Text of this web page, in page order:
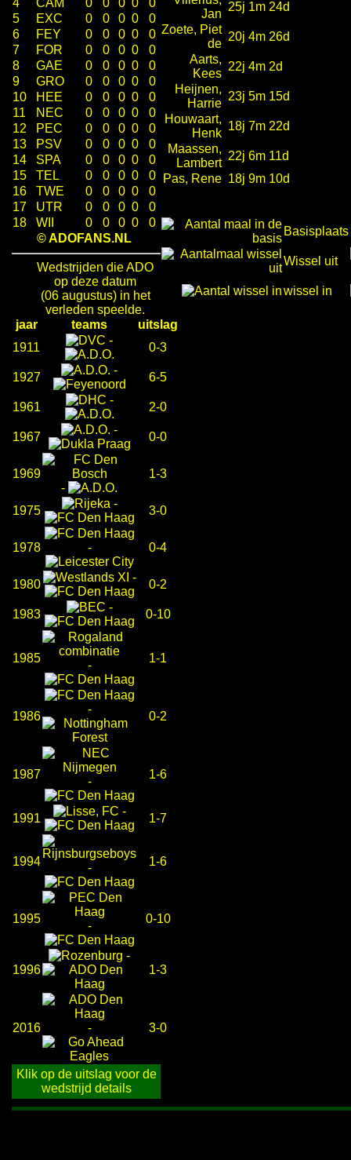
4
CAM 0 0 0 0
0
5
EXC 0 0 0 0
0
6
FEY 0 0 0 0
0
7
FOR 0 0 0 0
0
8
GAE 0 0 0 0
0
9
GRO 0 0 0 0
0
10
HEE 0 0 0 0
0
11
NEC 0 0 0 0
0
12
PEC 0 0 0 0
0
13
PSV 0 0 0 0
0
14
SPA 0 0 0 0
0
15
TEL 0 0 0 0
0
16
TWE 0 0 0 0
0
17
UTR 0 0 0 0
0
18
WII 0 0 0 0
0
© ADOFANS.NL
Wedstrijden die ADO
op deze datum
(06 augustus) in het
verleden speelde.
jaar
teams
uitslag
1911
-
0-3
1927
-
6-5
1961
-
2-0
1967
-
0-0
1969
-
1-3
1975
-
3-0
1978 - 0-4
1980
-
0-2
1983
-
0-10
1985
-
1-1
1986
-
0-2
1987
-
1-6
1991
-
1-7
1994 - 1-6
1995
-
0-10
1996
-
1-3
2016 - 3-0
Klik op de uitslag voor de
wedstrijd details
Jan
25j 1m 24d
Zoete, Piet
de
20j 4m 26d
Aarts,
Kees
22j 4m 2d
Heijnen,
Harrie
23j 5m 15d
Houwaart,
Henk
18j 7m 22d
Maassen,
Lambert
22j 6m 11d
Pas, Rene 18j 9m 10d
Basisplaats
Wissel uit
wissel in